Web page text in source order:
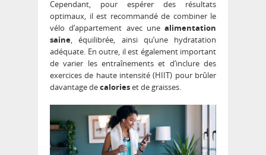
Cependant, pour espérer des résultats
optimaux, il est recommandé de combiner le
vélo d’appartement avec une alimentation
saine, équilibrée, ainsi qu’une hydratation
adéquate. En outre, il est également important
de varier les entraînements et d’inclure des
exercices de haute intensité (HIIT) pour brûler
davantage decalorieset de graisses.